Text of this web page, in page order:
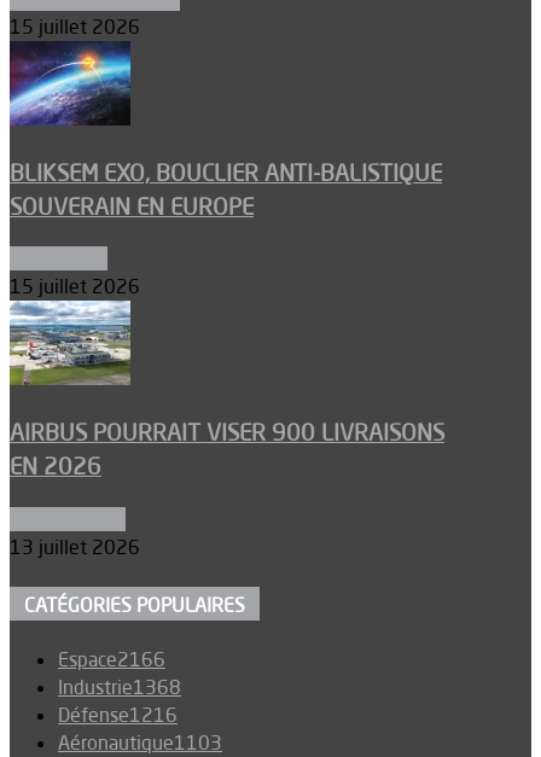
15 juillet 2026
BLIKSEM EXO, BOUCLIER ANTI-BALISTIQUE
SOUVERAIN EN EUROPE
15 juillet 2026
AIRBUS POURRAIT VISER 900 LIVRAISONS
EN 2026
13 juillet 2026
CATÉGORIES POPULAIRES
Espace2166
Industrie1368
Défense1216
Aéronautique1103